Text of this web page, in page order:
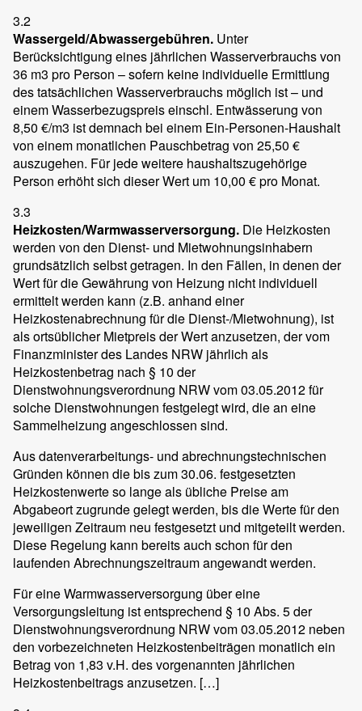
3.2
Wassergeld/Abwassergebühren. Unter
Berücksichtigung eines jährlichen Wasserverbrauchs von
36 m3 pro Person – sofern keine individuelle Ermittlung
des tatsächlichen Wasserverbrauchs möglich ist – und
einem Wasserbezugspreis einschl. Entwässerung von
8,50 €/m3 ist demnach bei einem Ein-Personen-Haushalt
von einem monatlichen Pauschbetrag von 25,50 €
auszugehen. Für jede weitere haushaltszugehörige
Person erhöht sich dieser Wert um 10,00 € pro Monat.
3.3
Heizkosten/Warmwasserversorgung. Die Heizkosten
werden von den Dienst- und Mietwohnungsinhabern
grundsätzlich selbst getragen. In den Fällen, in denen der
Wert für die Gewährung von Heizung nicht individuell
ermittelt werden kann (z.B. anhand einer
Heizkostenabrechnung für die Dienst-/Mietwohnung), ist
als ortsüblicher Mietpreis der Wert anzusetzen, der vom
Finanzminister des Landes NRW jährlich als
Heizkostenbetrag nach § 10 der
Dienstwohnungsverordnung NRW vom 03.05.2012 für
solche Dienstwohnungen festgelegt wird, die an eine
Sammelheizung angeschlossen sind.
Aus datenverarbeitungs- und abrechnungstechnischen
Gründen können die bis zum 30.06. festgesetzten
Heizkostenwerte so lange als übliche Preise am
Abgabeort zugrunde gelegt werden, bis die Werte für den
jeweiligen Zeitraum neu festgesetzt und mitgeteilt werden.
Diese Regelung kann bereits auch schon für den
laufenden Abrechnungszeitraum angewandt werden.
Für eine Warmwasserversorgung über eine
Versorgungsleitung ist entsprechend § 10 Abs. 5 der
Dienstwohnungsverordnung NRW vom 03.05.2012 neben
den vorbezeichneten Heizkostenbeiträgen monatlich ein
Betrag von 1,83 v.H. des vorgenannten jährlichen
Heizkostenbeitrags anzusetzen. […]